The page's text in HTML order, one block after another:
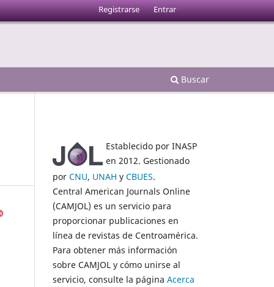
Buscar
Registrarse Entrar
Establecido por INASP
en 2012. Gestionado
por CNU, UNAH y CBUES.
Central American Journals Online
(CAMJOL) es un servicio para
proporcionar publicaciones en
línea de revistas de Centroamérica.
Para obtener más información
sobre CAMJOL y cómo unirse al
servicio, consulte la página Acerca